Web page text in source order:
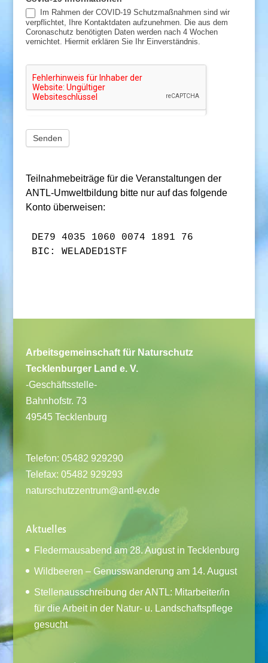
Im Rahmen der COVID-19 Schutzmaßnahmen sind wir
verpflichtet, Ihre Kontaktdaten aufzunehmen. Die aus dem
Coronaschutz benötigten Daten werden nach 4 Wochen
vernichtet. Hiermit erklären Sie Ihr Einverständnis.
Senden
Teilnahmebeiträge für die Veranstaltungen der
ANTL-Umweltbildung bitte nur auf das folgende
Konto überweisen:
DE79 4035 1060 0074 1891 76
BIC: WELADED1STF
Arbeitsgemeinschaft für Naturschutz
Tecklenburger Land e. V.
-Geschäftsstelle-
Bahnhofstr. 73
49545 Tecklenburg
Telefon: 05482 929290
Telefax: 05482 929293
naturschutzzentrum@antl-ev.de
Aktuelles
Fledermausabend am 28. August in Tecklenburg
Wildbeeren – Genusswanderung am 14. August
Stellenausschreibung der ANTL: Mitarbeiter/in
für die Arbeit in der Natur- u. Landschaftspflege
gesucht